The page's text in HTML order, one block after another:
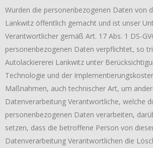
Wurden die personenbezogenen Daten von
Lankwitz öffentlich gemacht und ist unser
Verantwortlicher gemäß Art. 17 Abs. 1 DS-
personenbezogenen Daten verpflichtet, so
Autolackiererei Lankwitz unter
Technologie und der
Maßnahmen, auch technischer Art, um
Datenverarbeitung Verantwortliche, welche
personenbezogenen Daten verarbeiten,
setzen, dass die betroffene Person von
Datenverarbeitung Verantwortlichen die